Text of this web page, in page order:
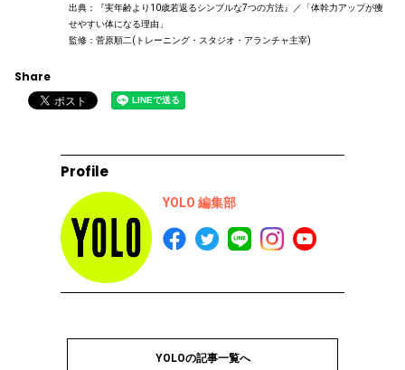
出典：『実年齢より10歳若返るシンプルな7つの方法』／「体幹力アップが痩
せやすい体になる理由」
監修：菅原順二(トレーニング・スタジオ・アランチャ主宰)
Share
Profile
YOLO 編集部
YOLOの記事一覧へ